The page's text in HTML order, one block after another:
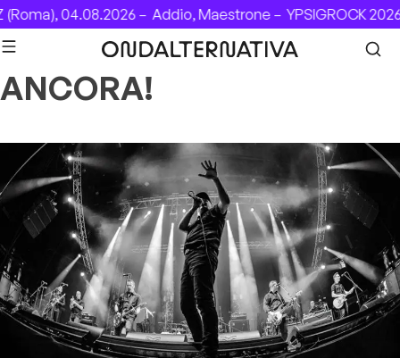
Skip to content
(Roma), 04.08.2026 – Addio, Maestrone – YPSIGROCK
ANCORA!